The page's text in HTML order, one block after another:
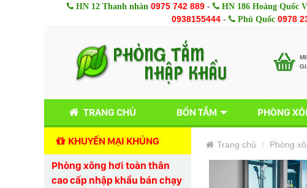
HN 12 Thanh nhàn 0975 742 889 - HN 186 Hoàng Quốc
0938155444- Phú Quốc 0978
TRANG CHỦ BỒN TẮM PHÒNG
KHUYẾN MẠI KHỦNG
Phòng xông hơi toàn thân
cao cấp nhập khẩu bán chạy
Trang chủ Phòng